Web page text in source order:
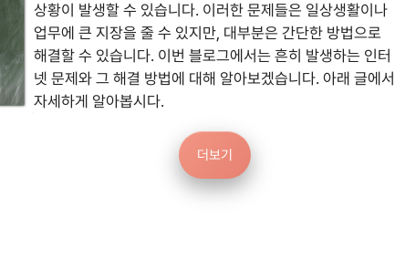
상황이 발생할 수 있습니다. 이러한 문제들은 일상생활이나
업무에 큰 지장을 줄 수 있지만, 대부분은 간단한 방법으로
해결할 수 있습니다. 이번 블로그에서는 흔히 발생하는 인터
넷 문제와 그 해결 방법에 대해 알아보겠습니다. 아래 글에서
자세하게 알아봅시다.
더보기